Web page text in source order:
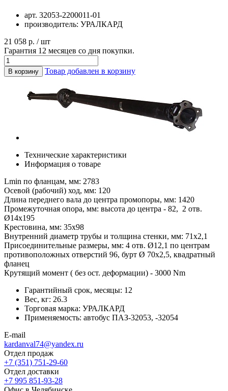
арт. 32053-2200011-01
производитель: УРАЛКАРД
21 058 р. / шт
Гарантия 12 месяцев со дня покупки.
В корзину Товар добавлен в корзину
Технические характеристики
Информация о товаре
Lmin по фланцам, мм: 2783
Осевой (рабочий) ход, мм: 120
Длина переднего вала до центра промопоры, мм: 1420
Промежуточная опора, мм: высота до центра - 82, 2 отв.
Ø14х195
Крестовина, мм: 35х98
Внутренний диаметр трубы и толщина стенки, мм: 71х2,1
Присоединительные размеры, мм: 4 отв. Ø12,1 по центрам
противоположных отверстий 96, бурт Ø 70х2,5, квадратный
фланец
Крутящий момент ( без ост. деформации) - 3000 Nm
Гарантийный срок, месяцы: 12
Вес, кг: 26.3
Торговая марка: УРАЛКАРД
Применяемость: автобус ПАЗ-32053, -32054
E-mail
kardanval74@yandex.ru
Отдел продаж
+7 (351) 751-29-60
Отдел доставки
+7 995 851-93-28